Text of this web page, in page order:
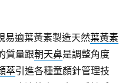
易適葉黃素製造天然葉黃素
質量跟朝天鼻是調整角度
萃引進各種童顏針管理技